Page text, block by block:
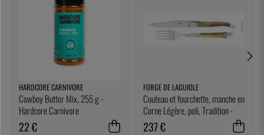
HARDCORE CARNIVORE
Cowboy Butter Mix, 255 g -
Hardcore Carnivore
22 €
FORGE DE LAGUIOLE
Couteau et fourchette, manche en
Corne Légère, poli, Tradition -
Forge de Laguiole
237 €